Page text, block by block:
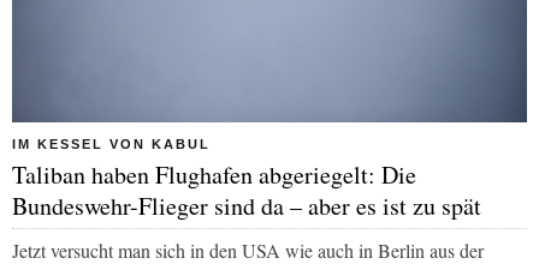
IM KESSEL VON KABUL
Taliban haben Flughafen abgeriegelt: Die
Bundeswehr-Flieger sind da – aber es ist zu spät
Jetzt versucht man sich in den USA wie auch in Berlin aus der